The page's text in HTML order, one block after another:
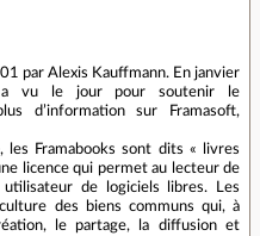
par Alexis Kauffmann. En janvier
a vu le jour pour soutenir le
d’information sur Framasoft,
les Framabooks sont dits « livres
licence qui permet au lecteur de
de logiciels libres. Les
des biens communs qui, à
le partage, la diffusion et